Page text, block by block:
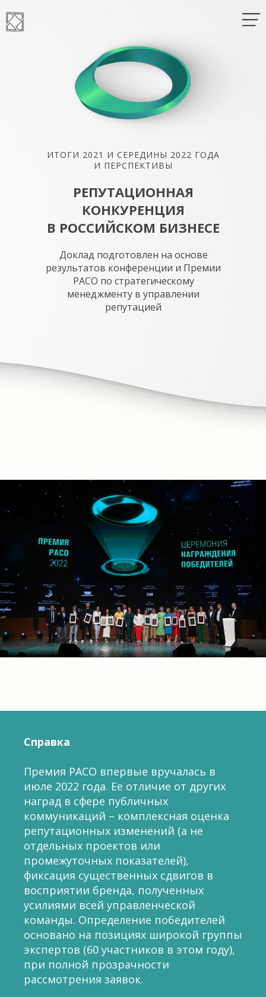
РЕПУТАЦИОННАЯ
КОНКУРЕНЦИЯ
В РОССИЙСКОМ БИЗНЕСЕ
ИТОГИ 2021 И СЕРЕДИНЫ 2022 ГОДА
И ПЕРСПЕКТИВЫ
Доклад подготовлен на основе
результатов конференции и Премии
РАСО по стратегическому
менеджменту в управлении
репутацией
Справка
Премия РАСО впервые вручалась в
июле 2022 года. Ее отличие от других
наград в сфере публичных
коммуникаций – комплексная оценка
репутационных изменений (а не
отдельных проектов или
промежуточных показателей),
фиксация существенных сдвигов в
восприятии бренда, полученных
усилиями всей управленческой
команды. Определение победителей
основано на позициях широкой группы
экспертов (60 участников в этом году),
при полной прозрачности
рассмотрения заявок.